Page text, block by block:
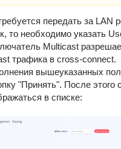
передать за LAN
то необходимо указать
Multicast
трафика в cross-connect.
вышеуказанных
"Принять". После этого
в списке: